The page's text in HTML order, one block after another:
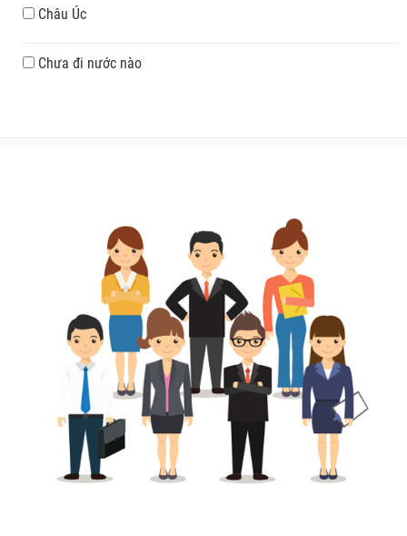
Châu Úc
Chưa đi nước nào